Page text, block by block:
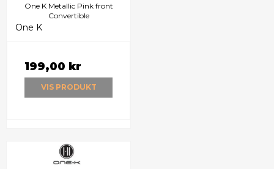
One K Metallic Pink front
Convertible
One K
199,00 kr
VIS PRODUKT